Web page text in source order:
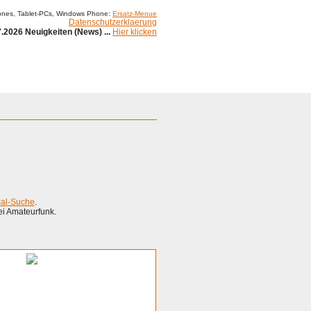
Tablet-PCs, Windows Phone: Ersatz-Menue
Datenschutzerklaerung
Neuigkeiten (News) ... Hier klicken
Suche.
Amateurfunk.